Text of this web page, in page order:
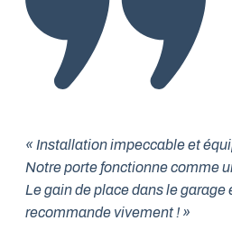
« Installation impeccable et
Notre porte fonctionne comme
Le gain de place dans le garage
recommande vivement ! »